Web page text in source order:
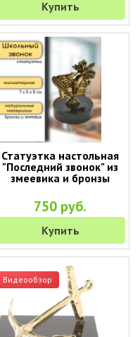
Купить
Статуэтка настольная
"Последний звонок" из
змеевика и бронзы
750 руб.
Купить
Видеообзор